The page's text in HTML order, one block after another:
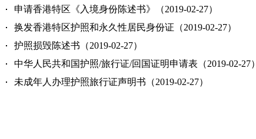
申请香港特区《入境身份陈述书》（2019-02-27）
换发香港特区护照和永久性居民身份证（2019-02-27）
护照损毁陈述书（2019-02-27）
中华人民共和国护照/旅行证/回国证明申请表（2019-02-27）
未成年人办理护照旅行证声明书（2019-02-27）